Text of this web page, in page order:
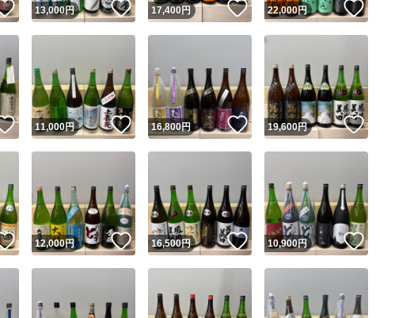
いいね！
13,000円 いいね！
17,400円 いいね！
22,000円 いいね！
いいね！
11,000円 いいね！
16,800円 いいね！
19,600円 いいね！
いいね！
12,000円 いいね！
16,500円 いいね！
10,900円 いいね！